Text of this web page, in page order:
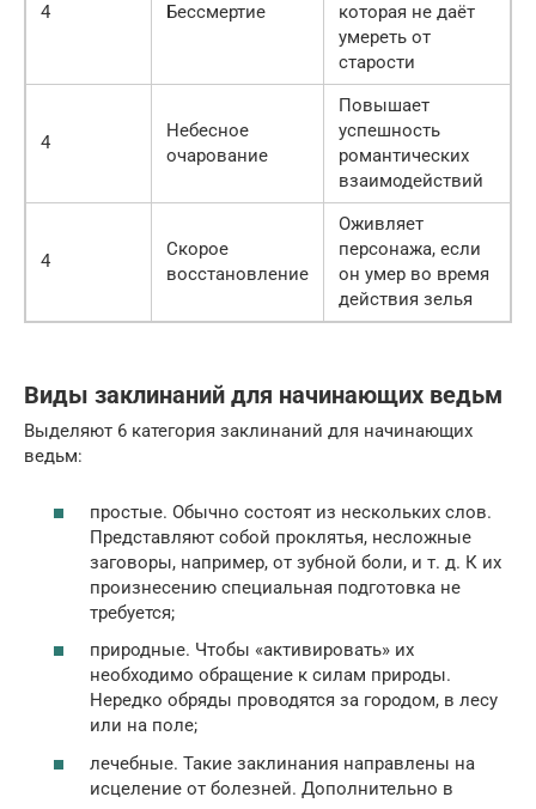
4 Бессмертие
которая не даёт
умереть от
старости
4
Небесное
очарование
Повышает
успешность
романтических
взаимодействий
4
Скорое
восстановление
Оживляет
персонажа, если
он умер во время
действия зелья
Виды заклинаний для начинающих ведьм
Выделяют 6 категория заклинаний для начинающих
ведьм:
простые. Обычно состоят из нескольких слов.
Представляют собой проклятья, несложные
заговоры, например, от зубной боли, и т. д. К их
произнесению специальная подготовка не
требуется;
природные. Чтобы «активировать» их
необходимо обращение к силам природы.
Нередко обряды проводятся за городом, в лесу
или на поле;
лечебные. Такие заклинания направлены на
исцеление от болезней. Дополнительно в